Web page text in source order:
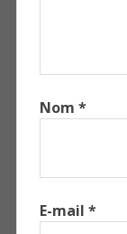
Nom *
E-mail *